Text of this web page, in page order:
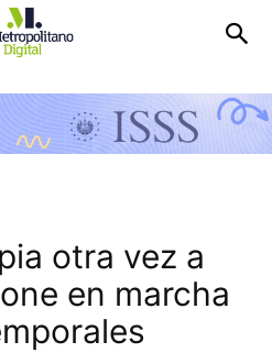
otra vez a
en marcha